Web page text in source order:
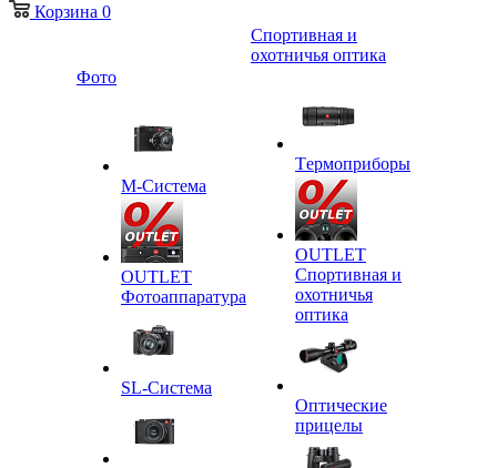
Корзина 0
Фото
M-Система
OUTLET
Фотоаппаратура
SL-Система
Спортивная и
охотничья оптика
Tермоприборы
OUTLET
Спортивная и
охотничья
оптика
Оптические
прицелы